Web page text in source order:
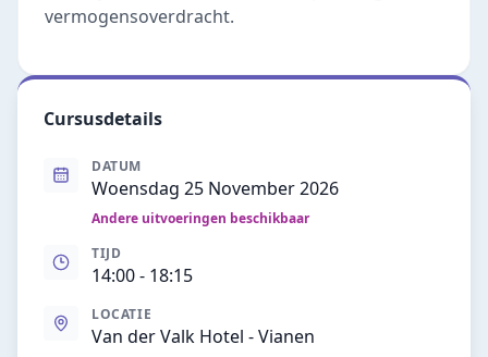
vermogensoverdracht.
Cursusdetails
DATUM
Woensdag 25 November 2026
Andere uitvoeringen beschikbaar
TIJD
14:00- 18:15
LOCATIE
Van der Valk Hotel - Vianen